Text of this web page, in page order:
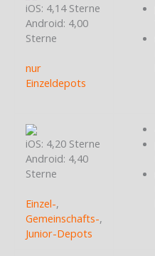
iOS: 4,14 Sterne
Android: 4,00
Sterne
nur
Einzeldepots
iOS: 4,20 Sterne
Android: 4,40
Sterne
Einzel-,
Gemeinschafts-,
Junior-Depots